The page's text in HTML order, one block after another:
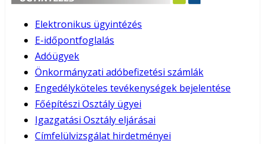
Elektronikus ügyintézés
E-időpontfoglalás
Adóügyek
Önkormányzati adóbefizetési számlák
Engedélyköteles tevékenységek bejelentése
Főépítészi Osztály ügyei
Igazgatási Osztály eljárásai
Címfelülvizsgálat hirdetményei